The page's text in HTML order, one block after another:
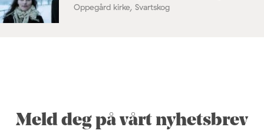
Oppegård kirke, Svartskog
Meld deg på vårt nyhetsbrev